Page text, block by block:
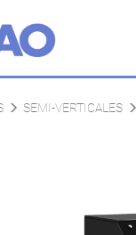
SEMI-VERTICALES